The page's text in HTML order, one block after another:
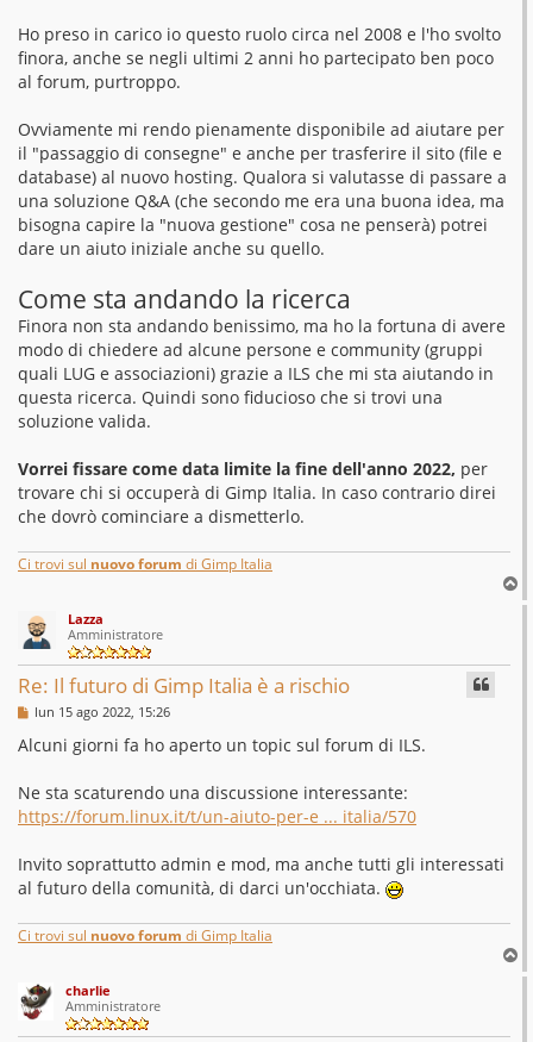
Ho preso in carico io questo ruolo circa nel 2008 e l'ho svolto
finora, anche se negli ultimi 2 anni ho partecipato ben poco
al forum, purtroppo.
Ovviamente mi rendo pienamente disponibile ad aiutare per
il "passaggio di consegne" e anche per trasferire il sito (file e
database) al nuovo hosting. Qualora si valutasse di passare a
una soluzione Q&A (che secondo me era una buona idea, ma
bisogna capire la "nuova gestione" cosa ne penserà) potrei
dare un aiuto iniziale anche su quello.
Come sta andando la ricerca
Finora non sta andando benissimo, ma ho la fortuna di avere
modo di chiedere ad alcune persone e community (gruppi
quali LUG e associazioni) grazie a ILS che mi sta aiutando in
questa ricerca. Quindi sono fiducioso che si trovi una
soluzione valida.
Vorrei fissare come data limite la fine dell'anno 2022, per
trovare chi si occuperà di Gimp Italia. In caso contrario direi
che dovrò cominciare a dismetterlo.
Ci trovi sul nuovo forum di Gimp Italia
o
Lazza
Amministratore
Re: Il futuro di Gimp Italia è a rischio
M
s
s
g
g
i
lun 15 ago 2022, 15:26
Alcuni giorni fa ho aperto un topic sul forum di ILS.
Ne sta scaturendo una discussione interessante:
https://forum.linux.it/t/un-aiuto-per-e ... italia/570
Invito soprattutto admin e mod, ma anche tutti gli interessati
al futuro della comunità, di darci un'occhiata.
Ci trovi sul nuovo forum di Gimp Italia
o
charlie
Amministratore